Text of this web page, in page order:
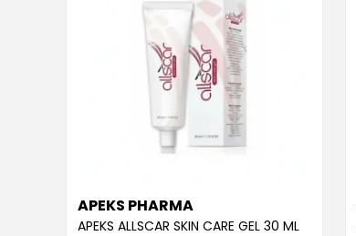
APEKS PHARMA
APEKS ALLSCAR SKIN CARE GEL 30 ML